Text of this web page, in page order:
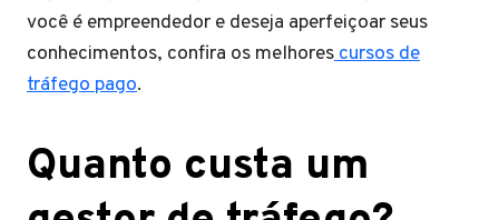
você é empreendedor e deseja aperfeiçoar seus
conhecimentos, confira os melhorescursos de
tráfego pago.
Quanto custa um